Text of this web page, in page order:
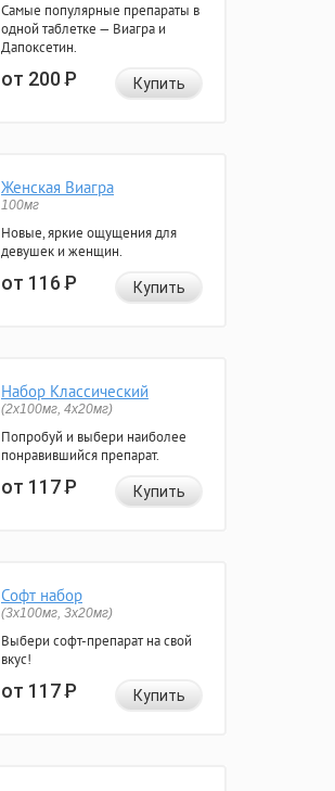
Самые популярные препараты в
одной таблетке — Виагра и
Дапоксетин.
от 200Р Купить
Женская Виагра
100мг
Новые, яркие ощущения для
девушек и женщин.
от 116Р Купить
Набор Классический
(2x100мг, 4x20мг)
Попробуй и выбери наиболее
понравившийся препарат.
от 117Р Купить
Софт набор
(3x100мг, 3x20мг)
Выбери софт-препарат на свой
вкус!
от 117Р Купить